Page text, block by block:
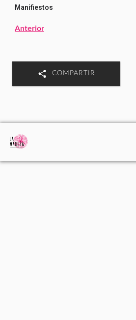
Manifiestos
Anterior
COMPARTIR